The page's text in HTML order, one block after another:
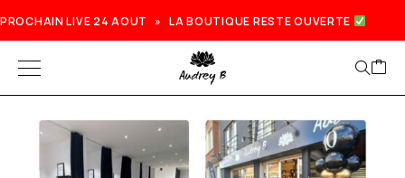
PROCHAIN LIVE 24 AOUT » LA BOUTIQUE RESTE OUVERTE